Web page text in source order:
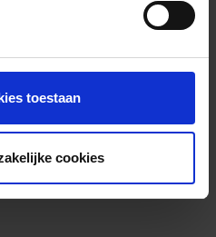
toestaan
cookies